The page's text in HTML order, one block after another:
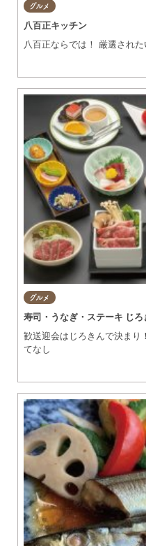
グルメ
八百正キッチン
八百正ならでは！ 厳選され
グルメ
寿司・うなぎ・ステーキ じろ
歓送迎会はじろきんで決まり
てなし